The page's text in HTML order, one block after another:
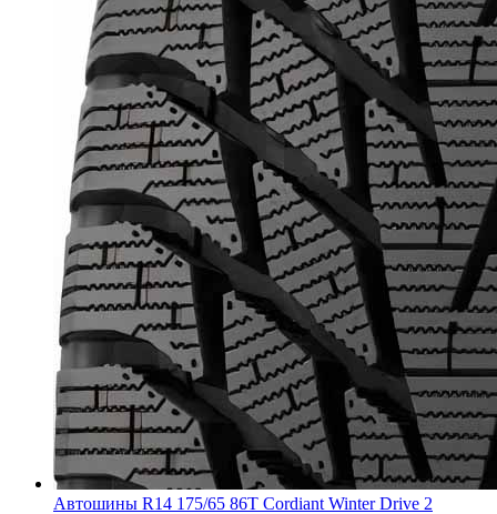
Автошины R14 175/65 86T Cordiant Winter Drive 2